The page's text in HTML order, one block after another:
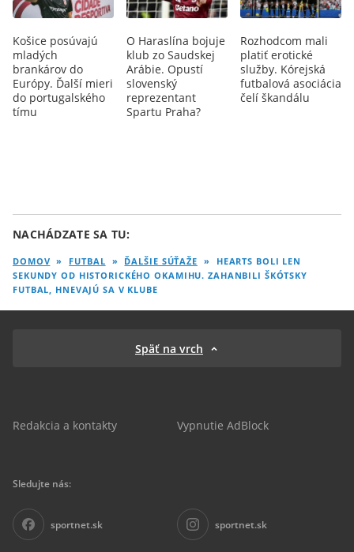
Košice posúvajú
mladých
brankárov do
Európy. Ďalší mieri
do portugalského
tímu
O Haraslína bojuje
klub zo Saudskej
Arábie. Opustí
slovenský
reprezentant
Spartu Praha?
Rozhodcom mali
platiť erotické
služby. Kórejská
futbalová asociácia
čelí škandálu
NACHÁDZATE SA TU:
DOMOV » FUTBAL » ĎALŠIE SÚŤAŽE »
HEARTS BOLI LEN
SEKUNDY OD HISTORICKÉHO OKAMIHU. ZAHANBILI ŠKÓTSKY
FUTBAL, HNEVAJÚ SA V KLUBE
Späť na vrch
Redakcia a kontakty Vypnutie AdBlock
Sledujte nás:
sportnet.sk sportnet.sk